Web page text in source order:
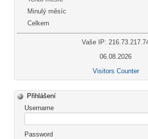
Minulý měsíc
Celkem
Vaše IP:
06.08.2026
Visitors Counter
Přihlášení
Username
Password